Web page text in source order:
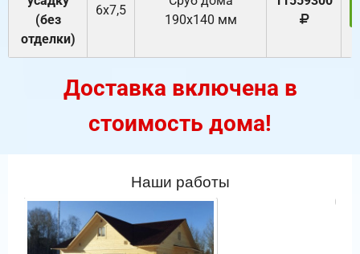
(без
отделки)
6х7,5
190х140 мм
Доставка включена в
стоимость дома!
Наши работы